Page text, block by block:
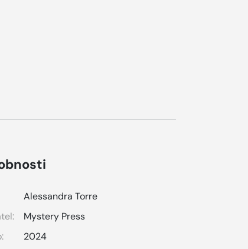
Alessandra Torre
Mystery Press
2024